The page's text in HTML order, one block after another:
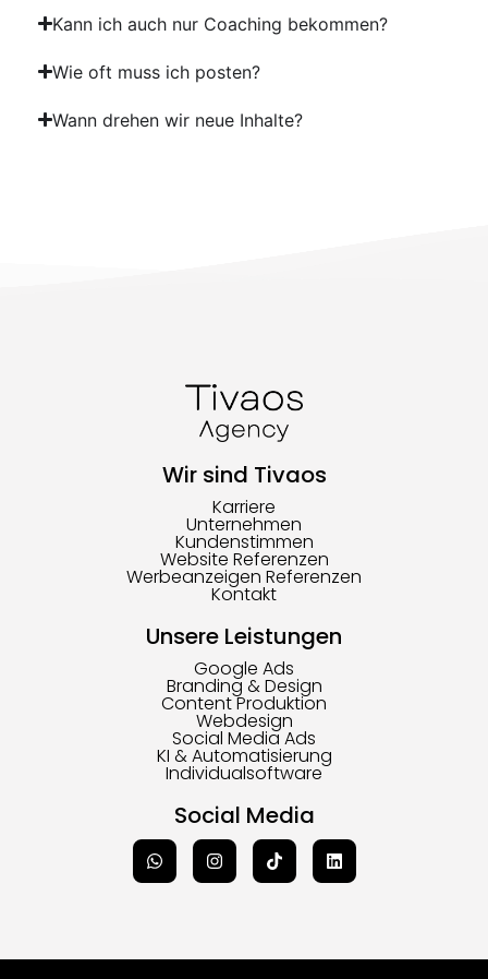
Kann ich auch nur Coaching bekommen?
Wie oft muss ich posten?
Wann drehen wir neue Inhalte?
Wir sind Tivaos
Karriere
Unternehmen
Kundenstimmen
Website Referenzen
Werbeanzeigen Referenzen
Kontakt
Unsere Leistungen
Google Ads
Branding & Design
Content Produktion
Webdesign
Social Media Ads
KI & Automatisierung
Individualsoftware
Social Media